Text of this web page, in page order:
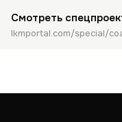
Смотреть
lkmportal.com/special/